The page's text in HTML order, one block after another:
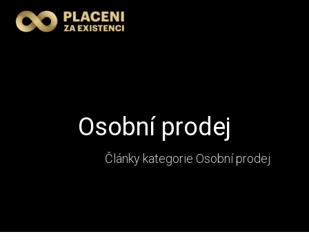
Osobní prodej
Články kategorie Osobní prodej